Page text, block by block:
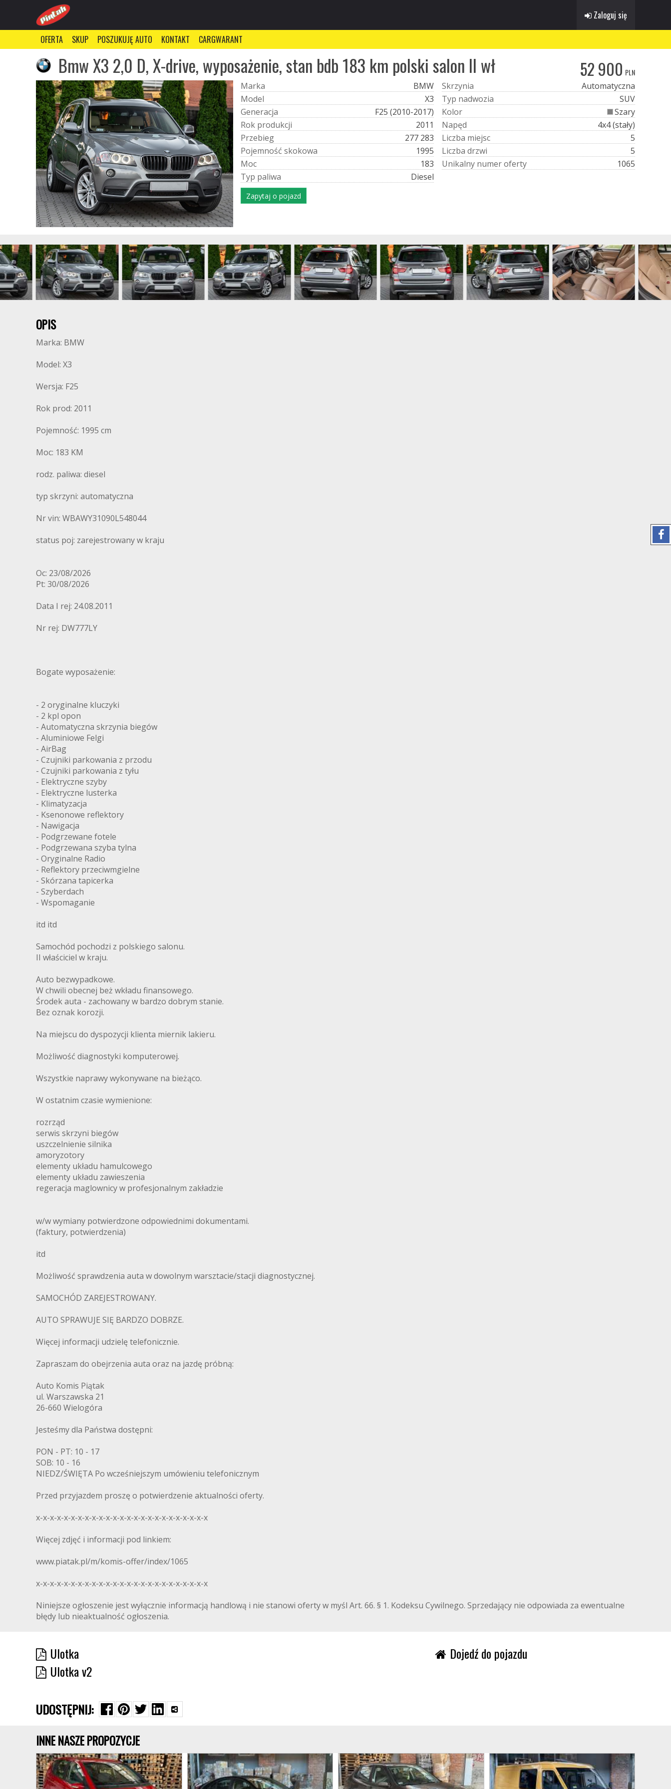
Zaloguj się
OFERTA SKUP POSZUKUJĘ AUTO KONTAKT CARGWARANT
Bmw X3 2,0 D, X-drive, wyposażenie, stan bdb 183 km polski salon II wł 52 900 PLN
Marka
BMW
Model
X3
Generacja
F25 (2010-2017)
Rok produkcji
2011
Przebieg
277 283
Pojemność skokowa
1995
Moc
183
Typ paliwa Diesel
Skrzynia
Automatyczna
Typ nadwozia
SUV
Kolor
Szary
Napęd
4x4 (stały)
Liczba miejsc
5
Liczba drzwi
5
Unikalny numeroferty 1065
Zapytaj o pojazd
OPIS
Marka: BMW
Model: X3
Wersja: F25
Rok prod: 2011
Pojemność: 1995 cm
Moc: 183 KM
rodz. paliwa: diesel
typ skrzyni: automatyczna
Nr vin: WBAWY31090L548044
status poj: zarejestrowany w kraju
Oc: 23/08/2026
Pt: 30/08/2026
Data I rej: 24.08.2011
Nr rej: DW777LY
Bogate wyposażenie:
- 2 oryginalne kluczyki
- 2 kpl opon
- Automatyczna skrzynia biegów
- Aluminiowe Felgi
- AirBag
- Czujniki parkowania z przodu
- Czujniki parkowania z tyłu
- Elektryczne szyby
- Elektryczne lusterka
- Klimatyzacja
- Ksenonowe reflektory
- Nawigacja
- Podgrzewane fotele
- Podgrzewana szyba tylna
- Oryginalne Radio
- Reflektory przeciwmgielne
- Skórzana tapicerka
- Szyberdach
- Wspomaganie
itd itd
Samochód pochodzi z polskiego salonu.
II właściciel w kraju.
Auto bezwypadkowe.
W chwili obecnej beż wkładu finansowego.
Środek auta - zachowany w bardzo dobrym stanie.
Bez oznak korozji.
Na miejscu do dyspozycji klienta miernik lakieru.
Możliwość diagnostyki komputerowej.
Wszystkie naprawy wykonywane na bieżąco.
W ostatnim czasie wymienione:
rozrząd
serwis skrzyni biegów
uszczelnienie silnika
amoryzotory
elementy układu hamulcowego
elementy układu zawieszenia
regeracja maglownicy w profesjonalnym zakładzie
w/w wymiany potwierdzone odpowiednimi dokumentami.
(faktury, potwierdzenia)
itd
Możliwość sprawdzenia auta w dowolnym warsztacie/stacji diagnostycznej.
SAMOCHÓD ZAREJESTROWANY.
AUTO SPRAWUJE SIĘ BARDZO DOBRZE.
Więcej informacji udzielę telefonicznie.
Zapraszam do obejrzenia auta oraz na jazdę próbną:
Auto Komis Piątak
ul. Warszawska 21
26-660 Wielogóra
Jesteśmy dla Państwa dostępni:
PON - PT: 10 - 17
SOB: 10 - 16
NIEDZ/ŚWIĘTA Po wcześniejszym umówieniu telefonicznym
Przed przyjazdem proszę o potwierdzenie aktualności oferty.
x-x-x-x-x-x-x-x-x-x-x-x-x-x-x-x-x-x-x-x-x-x-x-x-x
Więcej zdjęć i informacji pod linkiem:
www.piatak.pl/m/komis-offer/index/1065
x-x-x-x-x-x-x-x-x-x-x-x-x-x-x-x-x-x-x-x-x-x-x-x-x
Niniejsze ogłoszenie jest wyłącznie informacją handlową i nie stanowi oferty w myśl Art. 66. § 1. Kodeksu Cywilnego. Sprzedający nie odpowiada za ewentualne
błędy lub nieaktualność ogłoszenia.
Ulotka
Ulotka v2
Dojedź do pojazdu
UDOSTĘPNIJ:
INNE NASZE PROPOZYCJE